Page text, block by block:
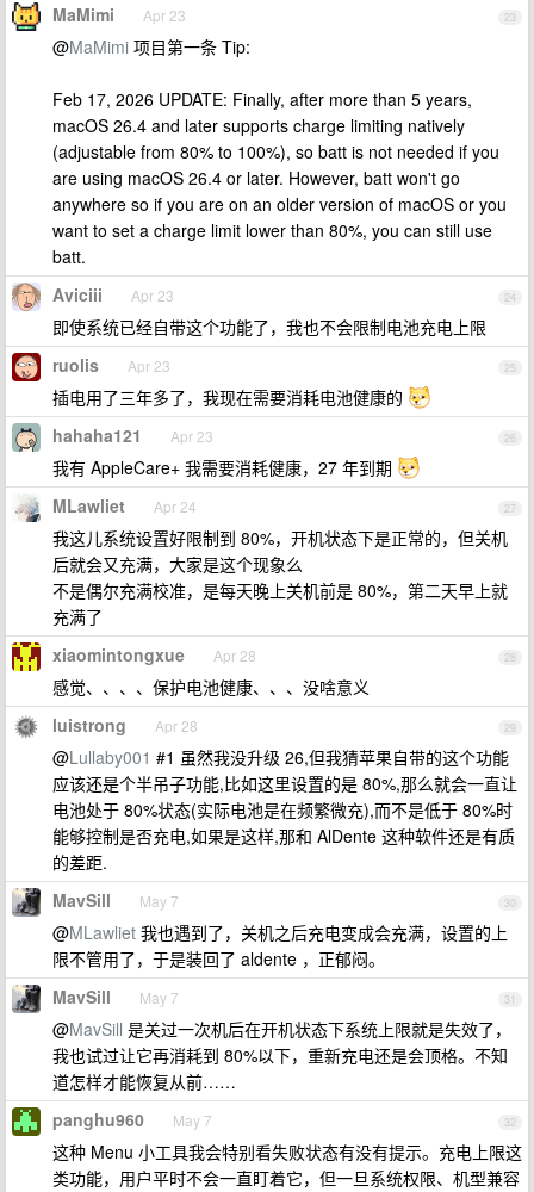
23
MaMimi Apr 23
@MaMimi 项目第一条 Tip:
Feb 17, 2026 UPDATE: Finally, after more than 5 years,
macOS 26.4 and later supports charge limiting natively
(adjustable from 80% to 100%), so batt is not needed if you
are using macOS 26.4 or later. However, batt won't go
anywhere so if you are on an older version of macOS or you
want to set a charge limit lower than 80%, you can still use
batt.
24
Aviciii Apr 23
即使系统已经自带这个功能了，我也不会限制电池充电上限
25
ruolis Apr 23
插电用了三年多了，我现在需要消耗电池健康的
26
hahaha121 Apr 23
我有 AppleCare+ 我需要消耗健康，27 年到期
27
MLawliet Apr 24
我这儿系统设置好限制到 80%，开机状态下是正常的，但关机
后就会又充满，大家是这个现象么
不是偶尔充满校准，是每天晚上关机前是 80%，第二天早上就
充满了
28
xiaomintongxue Apr 28
感觉、、、、保护电池健康、、、没啥意义
29
luistrong Apr 28
@Lullaby001 #1 虽然我没升级 26,但我猜苹果自带的这个功能
应该还是个半吊子功能,比如这里设置的是 80%,那么就会一直让
电池处于 80%状态(实际电池是在频繁微充),而不是低于 80%时
能够控制是否充电,如果是这样,那和 AlDente 这种软件还是有质
的差距.
30
MavSill May 7
@MLawliet 我也遇到了，关机之后充电变成会充满，设置的上
限不管用了，于是装回了 aldente ，正郁闷。
31
MavSill May 7
@MavSill 是关过一次机后在开机状态下系统上限就是失效了，
我也试过让它再消耗到 80%以下，重新充电还是会顶格。不知
道怎样才能恢复从前……
32
panghu960 May 7
这种 Menu 小工具我会特别看失败状态有没有提示。充电上限这
类功能，用户平时不会一直盯着它，但一旦系统权限、机型兼容